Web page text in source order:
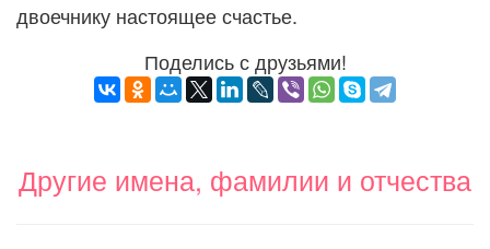
двоечнику настоящее счастье.
Поделись с друзьями!
Другие имена, фамилии и отчества